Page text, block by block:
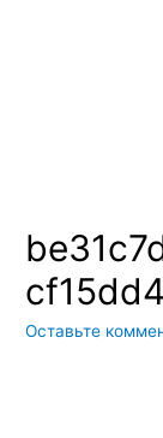
Оставьте